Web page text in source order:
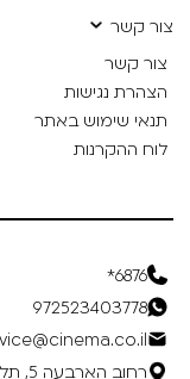
צור קשר
צור קשר
הצהרת נגישות
תנאי שימוש באתר
לוח ההקרנות
6876*
972523403778
רחוב הארבעה 5, תל אביב